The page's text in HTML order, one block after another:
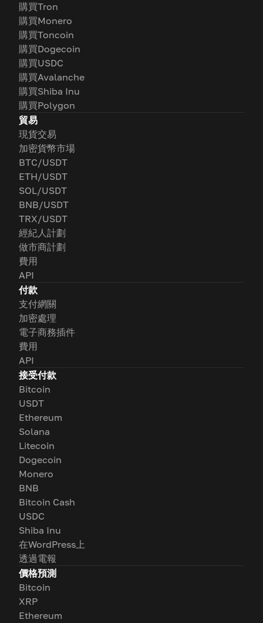
購買Tron
購買Monero
購買Toncoin
購買Dogecoin
購買USDC
購買Avalanche
購買Shiba Inu
購買Polygon
貿易
現貨交易
加密貨幣市場
BTC/USDT
ETH/USDT
SOL/USDT
BNB/USDT
TRX/USDT
經紀人計劃
做市商計劃
費用
API
付款
支付網關
加密處理
電子商務插件
費用
API
接受付款
Bitcoin
USDT
Ethereum
Solana
Litecoin
Dogecoin
Monero
BNB
Bitcoin Cash
USDC
Shiba Inu
在WordPress上
透過電報
價格預測
Bitcoin
XRP
Ethereum